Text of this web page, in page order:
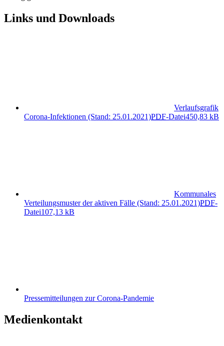
Links und Downloads
Verlaufsgrafik
Corona-Infektionen (Stand: 25.01.2021)PDF-Datei450,83 kB
Kommunales
Verteilungsmuster der aktiven Fälle (Stand: 25.01.2021)PDF-
Datei107,13 kB
Pressemitteilungen zur Corona-Pandemie
Medienkontakt